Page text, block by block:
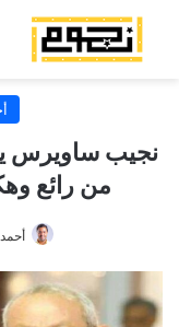
نجيب ساويرس
من رائع